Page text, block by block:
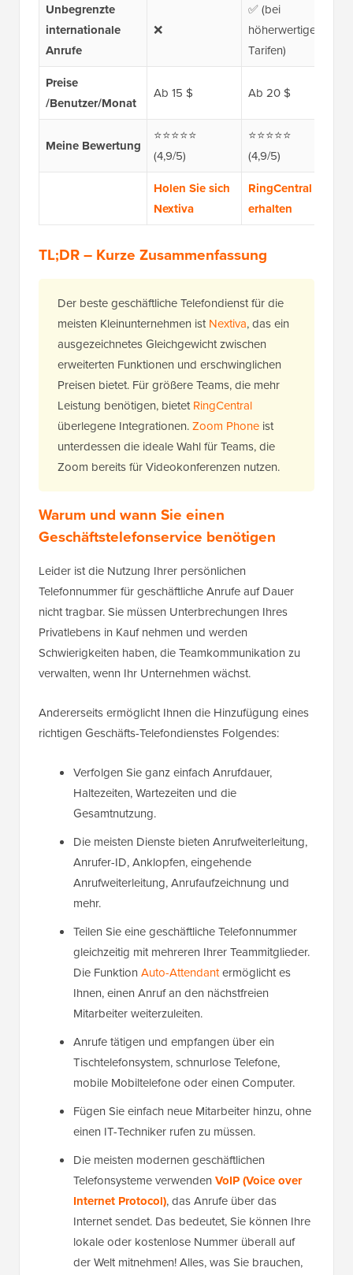
Unbegrenzte
internationale
Anrufe
❌
✅ (bei
höherwertigen
Tarifen)
Preise
/Benutzer/Monat
Ab 15 $ Ab 20 $
Meine Bewertung
⭐⭐⭐⭐⭐
(4,9/5)
⭐⭐⭐⭐⭐
(4,9/5)
Holen Sie sich
Nextiva
RingCentral
erhalten
TL;DR – Kurze Zusammenfassung
Der beste geschäftliche Telefondienst für die
meisten Kleinunternehmen istNextiva, das ein
ausgezeichnetes Gleichgewicht zwischen
erweiterten Funktionen und erschwinglichen
Preisen bietet. Für größere Teams, die mehr
Leistung benötigen, bietetRingCentral
überlegene Integrationen.Zoom Phone ist
unterdessen die ideale Wahl für Teams, die
Zoom bereits für Videokonferenzen nutzen.
Warum und wann Sie einen
Geschäftstelefonservice benötigen
Leider ist die Nutzung Ihrer persönlichen
Telefonnummer für geschäftliche Anrufe auf Dauer
nicht tragbar. Sie müssen Unterbrechungen Ihres
Privatlebens in Kauf nehmen und werden
Schwierigkeiten haben, die Teamkommunikation zu
verwalten, wenn Ihr Unternehmen wächst.
Andererseits ermöglicht Ihnen die Hinzufügung eines
richtigen Geschäfts-Telefondienstes Folgendes:
Verfolgen Sie ganz einfach Anrufdauer,
Haltezeiten, Wartezeiten und die
Gesamtnutzung.
Die meisten Dienste bieten Anrufweiterleitung,
Anrufer-ID, Anklopfen, eingehende
Anrufweiterleitung, Anrufaufzeichnung und
mehr.
Teilen Sie eine geschäftliche Telefonnummer
gleichzeitig mit mehreren Ihrer Teammitglieder.
Die Funktion Auto-Attendantermöglicht es
Ihnen, einen Anruf an den nächstfreien
Mitarbeiter weiterzuleiten.
Anrufe tätigen und empfangen über ein
Tischtelefonsystem, schnurlose Telefone,
mobile Mobiltelefone oder einen Computer.
Fügen Sie einfach neue Mitarbeiter hinzu, ohne
einen IT-Techniker rufen zu müssen.
Die meisten modernen geschäftlichen
Telefonsysteme verwenden VoIP (Voice over
Internet Protocol), das Anrufe über das
Internet sendet. Das bedeutet, Sie können Ihre
lokale oder kostenlose Nummer überall auf
der Welt mitnehmen! Alles, was Sie brauchen,